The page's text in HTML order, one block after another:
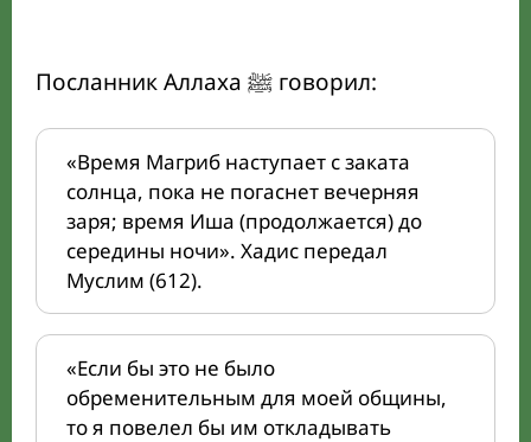
Посланник Аллаха ﷺ говорил:
«Время Магриб наступает с заката
солнца, пока не погаснет вечерняя
заря; время Иша (продолжается) до
середины ночи». Хадис передал
Муслим (612).
«Если бы это не было
обременительным для моей общины,
то я повелел бы им откладывать